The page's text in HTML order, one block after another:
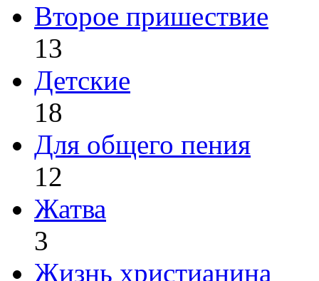
Второе пришествие
13
Детские
18
Для общего пения
12
Жатва
3
Жизнь христианина